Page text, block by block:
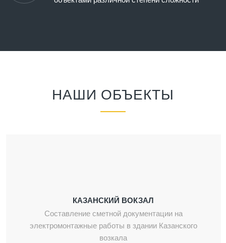
НАШИ ОБЪЕКТЫ
КАЗАНСКИЙ ВОКЗАЛ
Составление сметной документации на
электромонтажные работы в здании Казанского
возкала